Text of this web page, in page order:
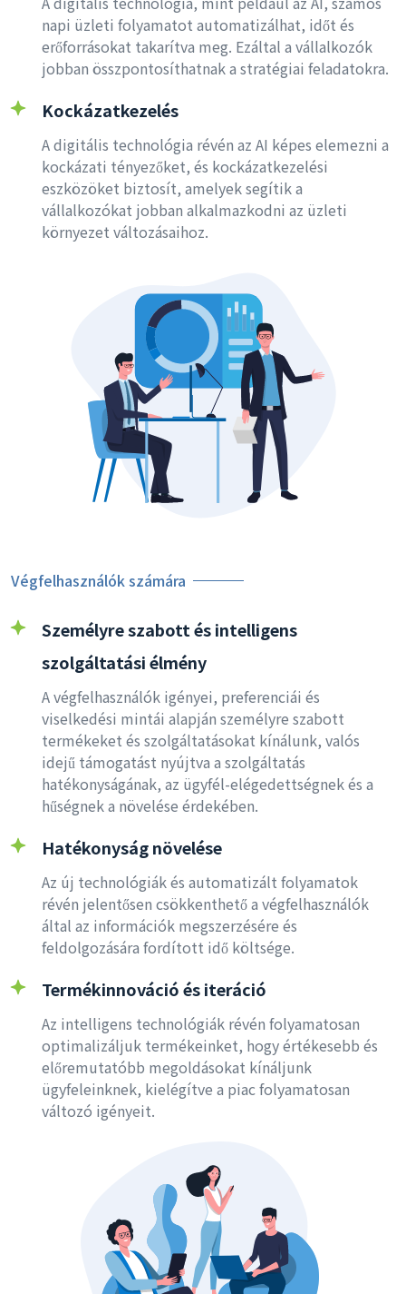
napi üzleti folyamatot automatizálhat, időt és
erőforrásokat takarítva meg. Ezáltal a vállalkozók
jobban összpontosíthatnak a stratégiai feladatokra.
Kockázatkezelés
A digitális technológia révén az AI képes elemezni a
kockázati tényezőket, és kockázatkezelési
eszközöket biztosít, amelyek segítik a
vállalkozókat jobban alkalmazkodni az üzleti
környezet változásaihoz.
Végfelhasználók számára
Személyre szabott és intelligens
szolgáltatási élmény
A végfelhasználók igényei, preferenciái és
viselkedési mintái alapján személyre szabott
termékeket és szolgáltatásokat kínálunk, valós
idejű támogatást nyújtva a szolgáltatás
hatékonyságának, az ügyfél-elégedettségnek és a
hűségnek a növelése érdekében.
Hatékonyság növelése
Az új technológiák és automatizált folyamatok
révén jelentősen csökkenthető a végfelhasználók
által az információk megszerzésére és
feldolgozására fordított idő költsége.
Termékinnováció és iteráció
Az intelligens technológiák révén folyamatosan
optimalizáljuk termékeinket, hogy értékesebb és
előremutatóbb megoldásokat kínáljunk
ügyfeleinknek, kielégítve a piac folyamatosan
változó igényeit.